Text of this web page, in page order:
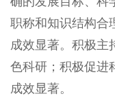
职称和知识结构合
成效显著。积极主
色科研；积极促进
成效显著。